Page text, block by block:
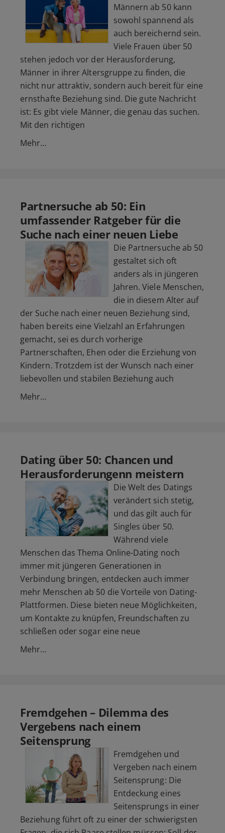
Männern ab 50 kann
sowohl spannend als
auch bereichernd sein.
Viele Frauen über 50
stehen jedoch vor der Herausforderung,
Männer in ihrer Altersgruppe zu finden, die
nicht nur attraktiv, sondern auch bereit für eine
ernsthafte Beziehung sind. Die gute Nachricht
ist: Es gibt viele Männer, die genau das suchen.
Mit den richtigen
Mehr…
Partnersuche ab 50: Ein
umfassender Ratgeber für die
Suche nach einer neuen Liebe
Die Partnersuche ab 50
gestaltet sich oft
anders als in jüngeren
Jahren. Viele Menschen,
die in diesem Alter auf
der Suche nach einer neuen Beziehung sind,
haben bereits eine Vielzahl an Erfahrungen
gemacht, sei es durch vorherige
Partnerschaften, Ehen oder die Erziehung von
Kindern. Trotzdem ist der Wunsch nach einer
liebevollen und stabilen Beziehung auch
Mehr…
Dating über 50: Chancen und
Herausforderungenn meistern
Die Welt des Datings
verändert sich stetig,
und das gilt auch für
Singles über 50.
Während viele
Menschen das Thema Online-Dating noch
immer mit jüngeren Generationen in
Verbindung bringen, entdecken auch immer
mehr Menschen ab 50 die Vorteile von Dating-
Plattformen. Diese bieten neue Möglichkeiten,
um Kontakte zu knüpfen, Freundschaften zu
schließen oder sogar eine neue
Mehr…
Fremdgehen – Dilemma des
Vergebens nach einem
Seitensprung
Fremdgehen und
Vergeben nach einem
Seitensprung: Die
Entdeckung eines
Seitensprungs in einer
Beziehung führt oft zu einer der schwierigsten